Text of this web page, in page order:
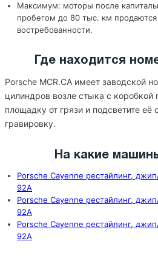
Максимум: моторы после
пробегом до 80 тыс. км
востребованности.
Где находится
Porsche MCR.CA имеет заводской
цилиндров возле стыка с коробкой
площадку от грязи и подсветите её
гравировку.
На какие
Porsche Cayenne рестайлинг,
92A
Porsche Cayenne рестайлинг,
92A
Porsche Cayenne рестайлинг,
92A